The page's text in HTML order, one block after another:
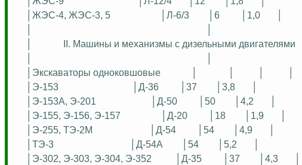
│ЖЭС-4, ЖЭС-3, 5
│Л-6/3 │6 │1,0
II. Машины и механизмы с дизельными двигателями
│Экскаваторы одноковшовые
│Э-153
│Д-36 │37 │3,8
│Э-153А, Э-201
│Д-50 │50 │4,2
│Э-155, Э-156, Э-157
│Д-20 │18 │1,9
│Э-255, ТЭ-2М
│Д-54 │54 │4,9
│ТЭ-3
│Д-54А │54 │5,2
│Э-302, Э-303, Э-304, Э-352
│Д-35 │37 │4,3